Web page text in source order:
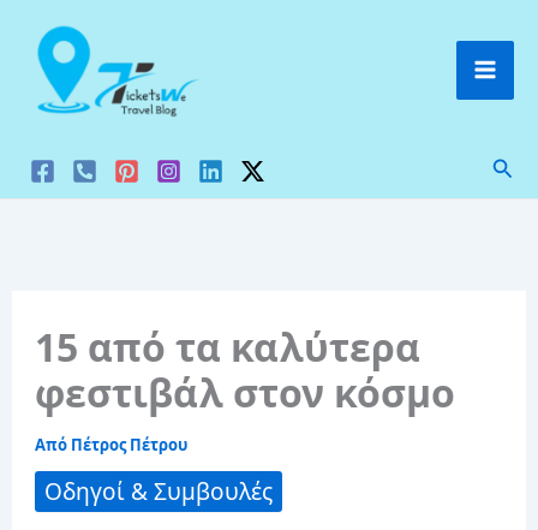
στο
περιεχόμενο
15 από τα καλύτερα
φεστιβάλ στον κόσμο
Από Πέτρος Πέτρου
Οδηγοί & Συμβουλές